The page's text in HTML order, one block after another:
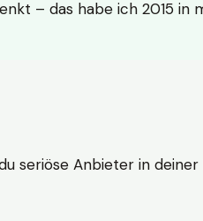
– das habe ich 2015 in
seriöse Anbieter in deiner